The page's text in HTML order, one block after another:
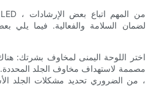
لضمان السلامة والفعالية. فيما يلي
، من الضروري تحديد مشكلات الجلد